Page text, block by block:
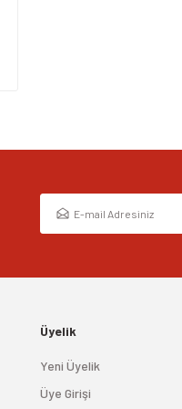
Üyelik
Yeni Üyelik
Üye Girişi